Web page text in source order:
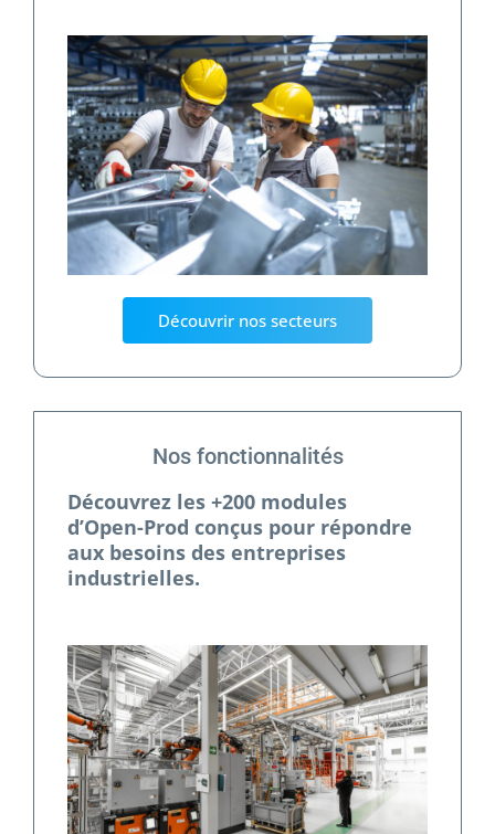
Découvrir nos secteurs
Nos fonctionnalités
Découvrez les +200 modules
d’Open-Prod conçus pour répondre
aux besoins des entreprises
industrielles.